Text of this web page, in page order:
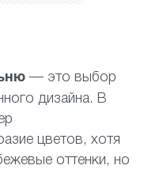
— это выбор
дизайна. В
цветов, хотя
оттенки, но